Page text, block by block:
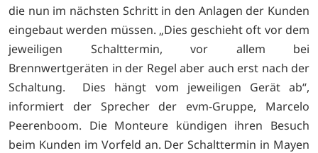
die nun im nächsten Schritt in den Anlagen der Kunden
eingebaut werden müssen. „Dies geschieht oft vor dem
jeweiligen Schalttermin, vor allem bei
Brennwertgeräten in der Regel aber auch erst nach der
Schaltung. Dies hängt vom jeweiligen Gerät ab“,
informiert der Sprecher der evm-Gruppe, Marcelo
Peerenboom. Die Monteure kündigen ihren Besuch
beim Kunden im Vorfeld an. Der Schalttermin in Mayen